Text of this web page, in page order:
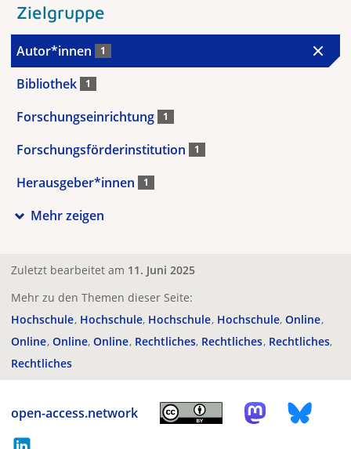
Zielgruppe
Autor*innen 1
Bibliothek 1
Forschungseinrichtung 1
Forschungsförderinstitution 1
Herausgeber*innen 1
Mehr zeigen
Zuletzt bearbeitet am 11. Juni 2025
Mehr zu den Themen dieser Seite:
Hochschule Hochschule Hochschule Hochschule Online
Online Online Online Rechtliches Rechtliches Rechtliches
Rechtliches
open-access.network